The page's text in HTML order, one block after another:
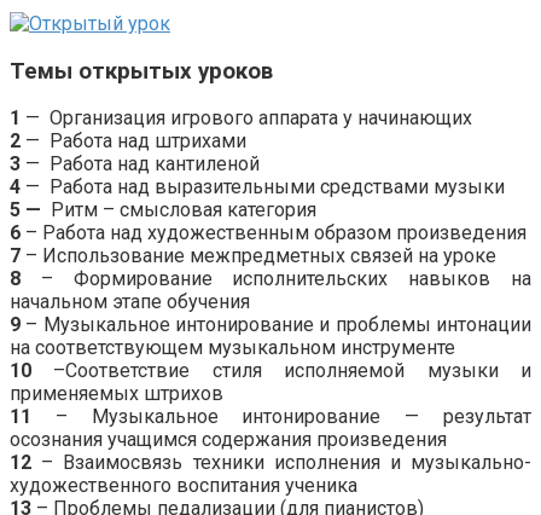
Темы открытых уроков
1 — Организация игрового аппарата у начинающих
2 — Работа над штрихами
3 — Работа над кантиленой
4 — Работа над выразительными средствами музыки
5 —
Ритм – смысловая категория
6 – Работа над художественным образом произведения
7 – Использование межпредметных связей на уроке
8 – Формирование исполнительских навыков на
начальном этапе обучения
9 – Музыкальное интонирование и проблемы интонации
на соответствующем музыкальном инструменте
10 –Соответствие стиля исполняемой музыки и
применяемых штрихов
11
– Музыкальное интонирование — результат
осознания учащимся содержания произведения
12 – Взаимосвязь техники исполнения и музыкально-
художественного воспитания ученика
13 – Проблемы педализации (для пианистов)